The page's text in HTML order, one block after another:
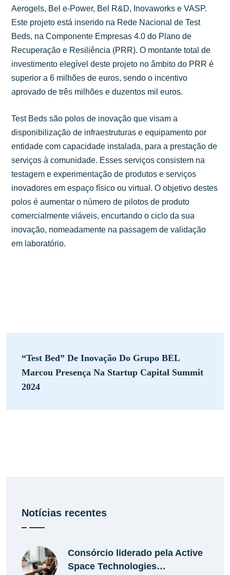
Aerogels, Bel e-Power, Bel R&D, Inovaworks e VASP.
Este projeto está inserido na Rede Nacional de Test
Beds, na Componente Empresas 4.0 do Plano de
Recuperação e Resiliência (PRR). O montante total de
investimento elegível deste projeto no âmbito do PRR é
superior a 6 milhões de euros, sendo o incentivo
aprovado de três milhões e duzentos mil euros.
Test Beds são polos de inovação que visam a
disponibilização de infraestruturas e equipamento por
entidade com capacidade instalada, para a prestação de
serviços à comunidade. Esses serviços consistem na
testagem e experimentação de produtos e serviços
inovadores em espaço físico ou virtual. O objetivo destes
polos é aumentar o número de pilotos de produto
comercialmente viáveis, encurtando o ciclo da sua
inovação, nomeadamente na passagem de validação
em laboratório.
“Test Bed” De Inovação Do Grupo BEL
Marcou Presença Na Startup Capital Summit
2024
Notícias recentes
Consórcio liderado pela Active
Space Technologies…